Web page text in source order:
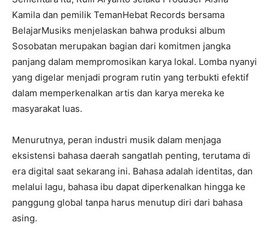
Kamila dan pemilik TemanHebat Records bersama
BelajarMusiks menjelaskan bahwa produksi album
Sosobatan merupakan bagian dari komitmen jangka
panjang dalam mempromosikan karya lokal. Lomba nyanyi
yang digelar menjadi program rutin yang terbukti efektif
dalam memperkenalkan artis dan karya mereka ke
masyarakat luas.
Menurutnya, peran industri musik dalam menjaga
eksistensi bahasa daerah sangatlah penting, terutama di
era digital saat sekarang ini. Bahasa adalah identitas, dan
melalui lagu, bahasa ibu dapat diperkenalkan hingga ke
panggung global tanpa harus menutup diri dari bahasa
asing.